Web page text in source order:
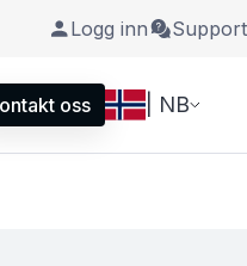
Logg inn Support
oss | NB